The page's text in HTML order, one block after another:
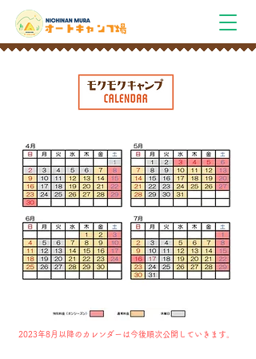
2023年8月以降のカレンダーは 今後順次公開していきます。